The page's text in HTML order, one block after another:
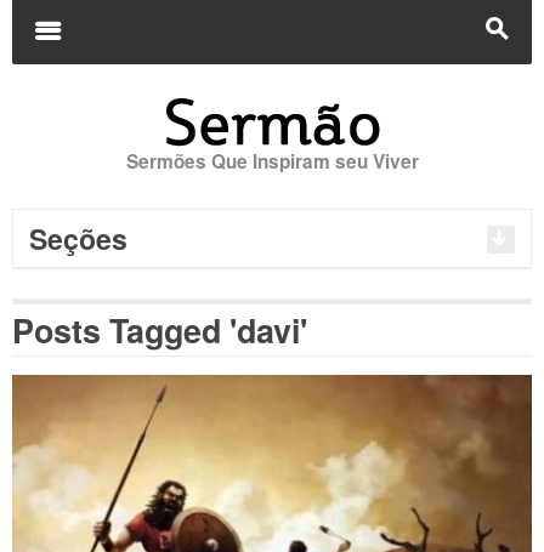
s
m
Sermões Que Inspiram seu Viver
Seções
Posts Tagged 'davi'